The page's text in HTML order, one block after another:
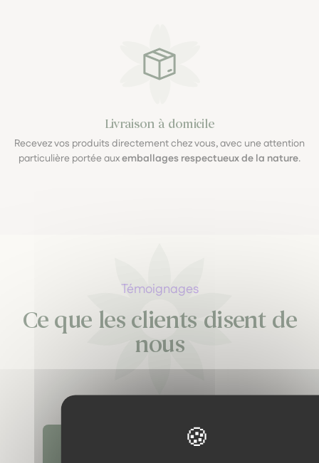
Livraison à domicile
Recevez vos produits directement chez vous, avec une attention
particulière portée auxemballages respectueux de la nature.
Témoignages
Ce que les clients disent de
nous